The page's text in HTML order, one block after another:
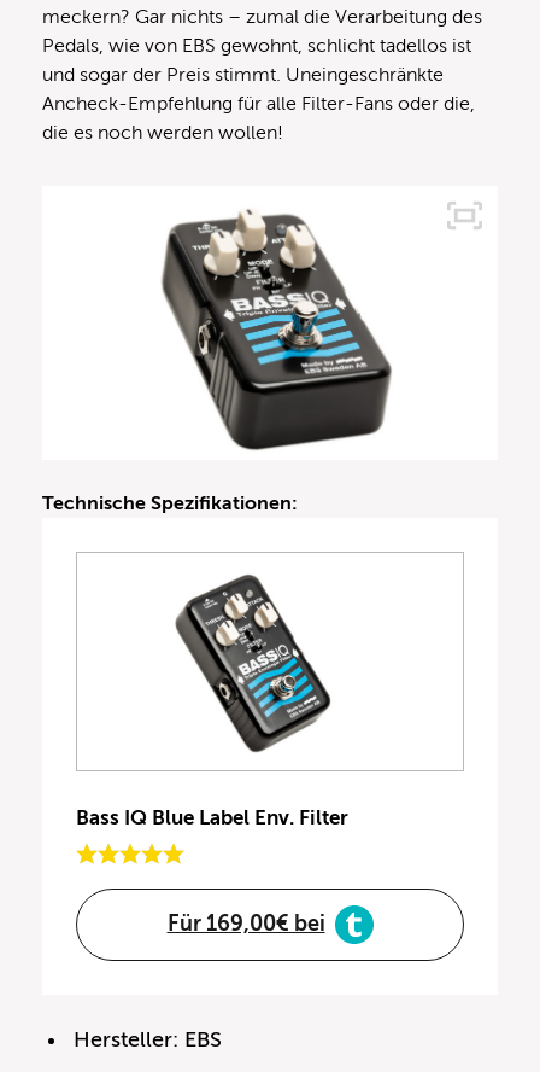
meckern? Gar nichts – zumal die Verarbeitung des
Pedals, wie von EBS gewohnt, schlicht tadellos ist
und sogar der Preis stimmt. Uneingeschränkte
Ancheck-Empfehlung für alle Filter-Fans oder die,
die es noch werden wollen!
Technische Spezifikationen:
Bass IQ Blue Label Env. Filter
Für 169,00€ bei
Hersteller: EBS